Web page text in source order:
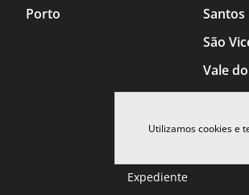
Utilizamos cookies e
Porto
Santos
São
Vale
Expediente